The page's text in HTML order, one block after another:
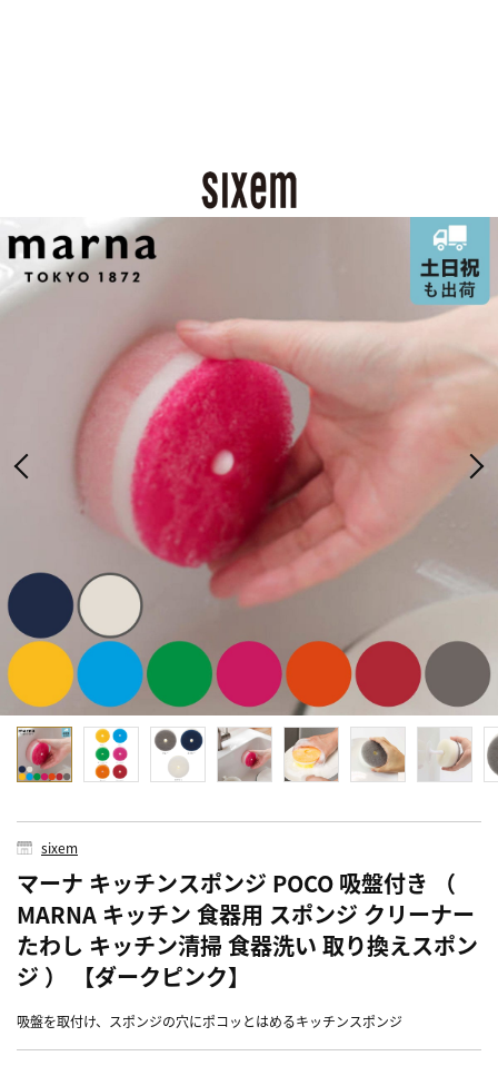
sixem
マーナ キッチンスポンジ POCO 吸盤付き （
MARNA キッチン 食器用 スポンジ クリーナー
たわし キッチン清掃 食器洗い 取り換えスポン
ジ ） 【ダークピンク】
吸盤を取付け、スポンジの穴にポコッとはめるキッチンスポンジ